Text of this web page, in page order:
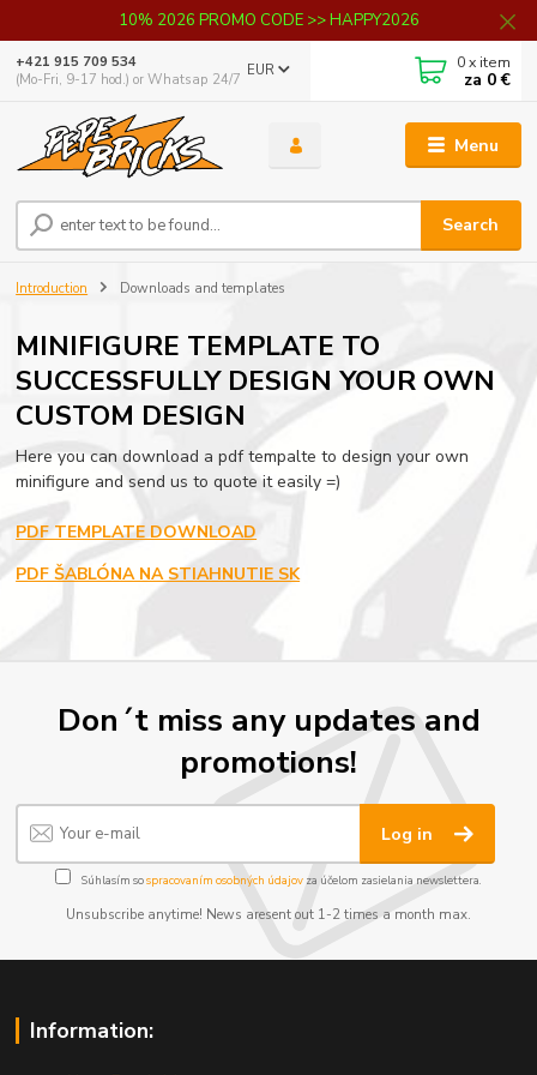
10% 2026 PROMO CODE >> HAPPY2026
Menu
EUR
Search
+421 915 709 534
(Mo-Fri, 9-17 hod.) or Whatsap 24/7
0x item
za 0 €
Introduction Downloads and templates
MINIFIGURE TEMPLATE TO
SUCCESSFULLY DESIGN YOUR OWN
CUSTOM DESIGN
Here you can download a pdf tempalte to design your own
minifigure and send us to quote it easily =)
PDF TEMPLATE DOWNLOAD
PDF ŠABLÓNA NA STIAHNUTIE SK
Don´t miss any updates and
promotions!
Log in
Súhlasím sospracovaním osobných údajov za účelom zasielania newslettera.
Unsubscribe anytime! News aresent out 1-2 times a month max.
Information: